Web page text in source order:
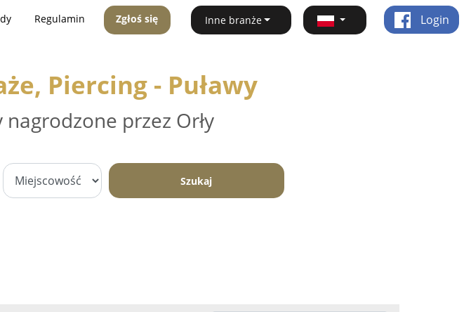
Regulamin Zgłoś się Inne branże Login
Piercing - Puławy
przez Orły
Szukaj